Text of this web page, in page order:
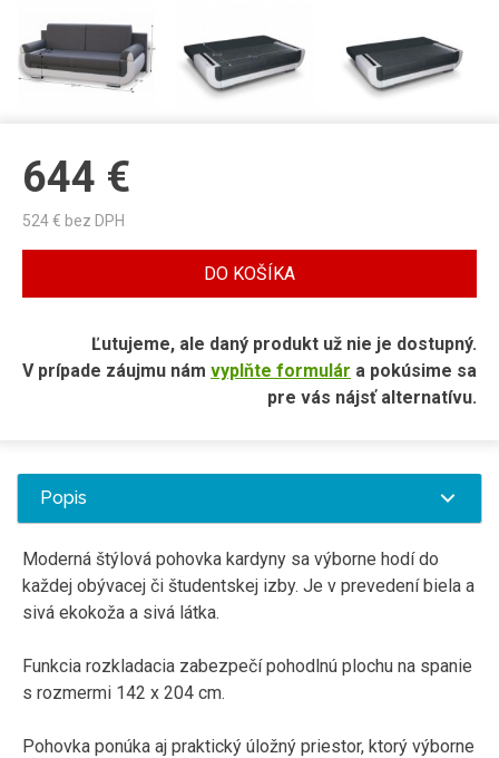
644 €
524€ bez DPH
DO KOŠÍKA
Ľutujeme, ale daný produkt už nie je dostupný.
V prípade záujmu nám vyplňte formulár a pokúsime sa
pre vás nájsť alternatívu.
Popis
Moderná štýlová pohovka kardyny sa výborne hodí do
každej obývacej či študentskej izby. Je v prevedení biela a
sivá ekokoža a sivá látka.
Funkcia rozkladacia zabezpečí pohodlnú plochu na spanie
s rozmermi 142 x 204 cm.
Pohovka ponúka aj praktický úložný priestor, ktorý výborne